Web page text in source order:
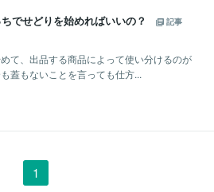
でせどりを始めればいいの？
記事
て、出品する商品によって使い分けるのが
蓋もないことを言っても仕方...
1